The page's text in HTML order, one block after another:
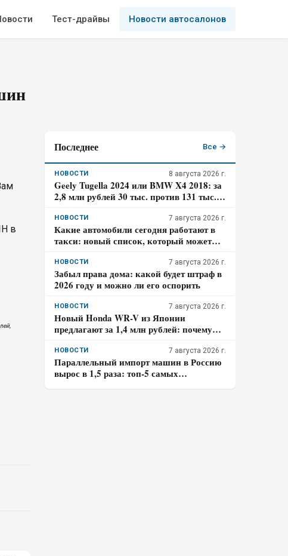
Тест-драйвы Новости автосалонов
в
Последнее Все →
НОВОСТИ 8 августа 2026 г.
Geely Tugella 2024 или BMW X4 2018: за
2,8 млн рублей 30 тыс. против 131 тыс.
года выше?
НОВОСТИ 7 августа 2026 г.
Какие автомобили сегодня работают в
такси: новый список, который может
НОВОСТИ 7 августа 2026 г.
Забыл права дома: какой будет штраф в
2026 году и можно ли его оспорить
НОВОСТИ 7 августа 2026 г.
Новый Honda WR-V из Японии
предлагают за 1,4 млн рублей: почему
доставку, таможенные платежи и ЭПТС
НОВОСТИ 7 августа 2026 г.
Параллельный импорт машин в Россию
вырос в 1,5 раза: топ-5 самых